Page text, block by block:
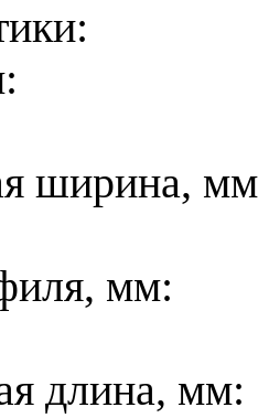
ширина,
мм:
длина, мм: